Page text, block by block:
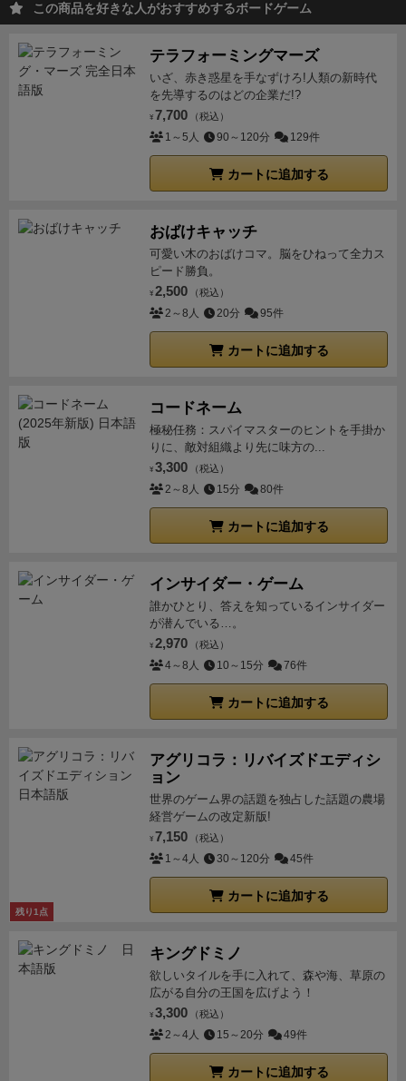
この商品を好きな人がおすすめするボードゲーム
テラフォーミングマーズ
いざ、赤き惑星を手なずけろ!人類の新時代
を先導するのはどの企業だ!?
¥ 7,700 （税込）
1～5人 90～120分 129件
カートに追加する
おばけキャッチ
可愛い木のおばけコマ。脳をひねって全力ス
ピード勝負。
¥ 2,500 （税込）
2～8人 20分 95件
カートに追加する
コードネーム
極秘任務：スパイマスターのヒントを手掛か
りに、敵対組織より先に味方の...
¥ 3,300 （税込）
2～8人 15分 80件
カートに追加する
インサイダー・ゲーム
誰かひとり、答えを知っているインサイダー
が潜んでいる…。
¥ 2,970 （税込）
4～8人 10～15分 76件
カートに追加する
残り1点
アグリコラ：リバイズドエディシ
ョン
世界のゲーム界の話題を独占した話題の農場
経営ゲームの改定新版!
¥ 7,150 （税込）
1～4人 30～120分 45件
カートに追加する
キングドミノ
欲しいタイルを手に入れて、森や海、草原の
広がる自分の王国を広げよう！
¥ 3,300 （税込）
2～4人 15～20分 49件
カートに追加する